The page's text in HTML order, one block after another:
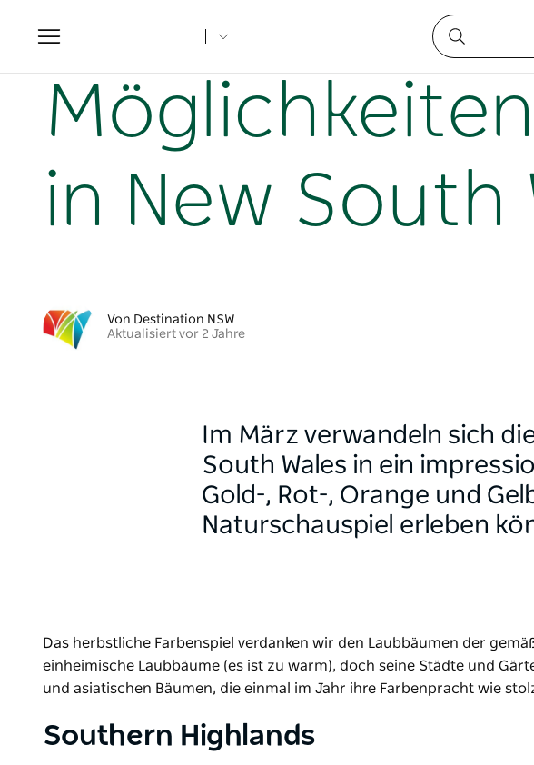
Toggle
navigation
Möglichkeiten, die Herbstfarben in New South
in New South
Von Destination NSW
Aktualisiert vor 2 Jahre
Im März verwandeln sich
South Wales in ein
Gold-, Rot-, Orange und
Naturschauspiel erleben
Das herbstliche Farbenspiel verdanken wir den Laubbäumen der
einheimische Laubbäume (es ist zu warm), doch seine Städte und
und asiatischen Bäumen, die einmal im Jahr ihre Farbenpracht wie
Southern Highlands